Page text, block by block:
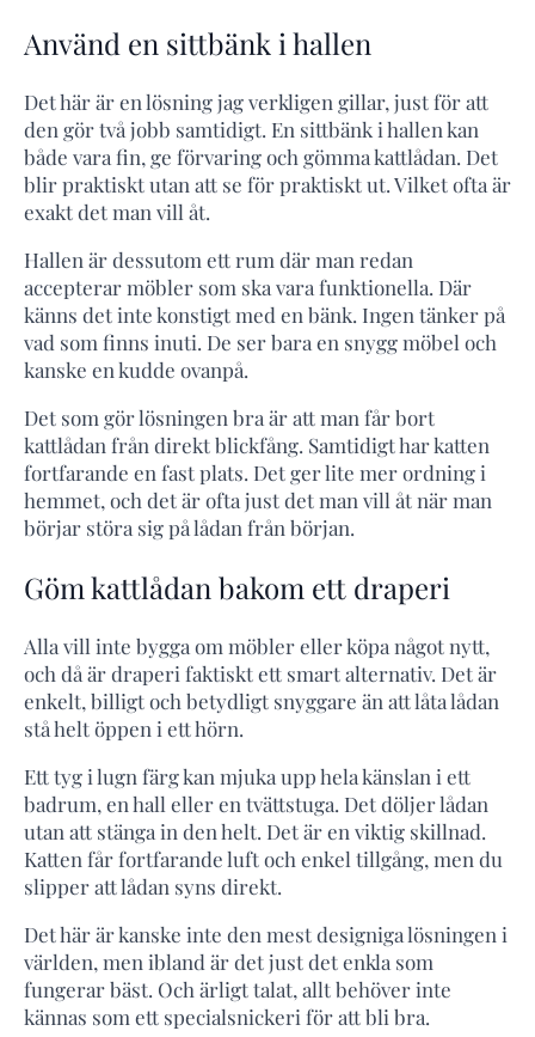
Använd en sittbänk i hallen
Det här är en lösning jag verkligen gillar, just för att
den gör två jobb samtidigt. En sittbänk i hallen kan
både vara fin, ge förvaring och gömma kattlådan. Det
blir praktiskt utan att se för praktiskt ut. Vilket ofta är
exakt det man vill åt.
Hallen är dessutom ett rum där man redan
accepterar möbler som ska vara funktionella. Där
känns det inte konstigt med en bänk. Ingen tänker på
vad som finns inuti. De ser bara en snygg möbel och
kanske en kudde ovanpå.
Det som gör lösningen bra är att man får bort
kattlådan från direkt blickfång. Samtidigt har katten
fortfarande en fast plats. Det ger lite mer ordning i
hemmet, och det är ofta just det man vill åt när man
börjar störa sig på lådan från början.
Göm kattlådan bakom ett draperi
Alla vill inte bygga om möbler eller köpa något nytt,
och då är draperi faktiskt ett smart alternativ. Det är
enkelt, billigt och betydligt snyggare än att låta lådan
stå helt öppen i ett hörn.
Ett tyg i lugn färg kan mjuka upp hela känslan i ett
badrum, en hall eller en tvättstuga. Det döljer lådan
utan att stänga in den helt. Det är en viktig skillnad.
Katten får fortfarande luft och enkel tillgång, men du
slipper att lådan syns direkt.
Det här är kanske inte den mest designiga lösningen i
världen, men ibland är det just det enkla som
fungerar bäst. Och ärligt talat, allt behöver inte
kännas som ett specialsnickeri för att bli bra.